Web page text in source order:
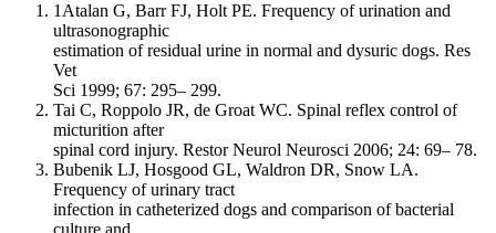
1Atalan G, Barr FJ, Holt PE. Frequency of urination and
ultrasonographic
estimation of residual urine in normal and dysuric dogs. Res
Vet
Sci 1999; 67: 295– 299.
Tai C, Roppolo JR, de Groat WC. Spinal reflex control of
micturition after
spinal cord injury. Restor Neurol Neurosci 2006; 24: 69– 78.
Bubenik LJ, Hosgood GL, Waldron DR, Snow LA.
Frequency of urinary tract
infection in catheterized dogs and comparison of bacterial